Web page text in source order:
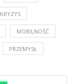
KRYZYS
MOBILNOŚĆ
PRZEMYSŁ